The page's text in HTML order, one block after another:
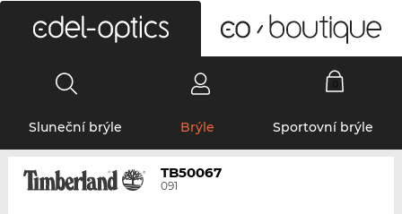
Sluneční brýle Brýle Sportovní brýle
TB50067
091